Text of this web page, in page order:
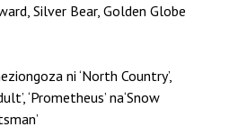
Silver Bear, Golden Globe
ni ‘North Country’,
‘Prometheus’ na‘Snow